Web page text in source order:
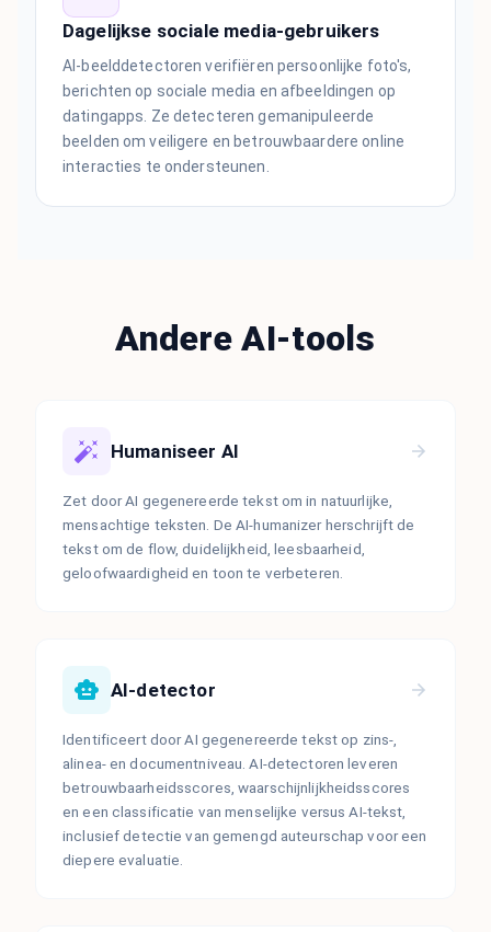
Dagelijkse sociale media-gebruikers
AI-beelddetectoren verifiëren persoonlijke foto's,
berichten op sociale media en afbeeldingen op
datingapps. Ze detecteren gemanipuleerde
beelden om veiligere en betrouwbaardere online
interacties te ondersteunen.
Andere AI-tools
Humaniseer AI
Zet door AI gegenereerde tekst om in natuurlijke,
mensachtige teksten. De AI-humanizer herschrijft de
tekst om de flow, duidelijkheid, leesbaarheid,
geloofwaardigheid en toon te verbeteren.
AI-detector
Identificeert door AI gegenereerde tekst op zins-,
alinea- en documentniveau. AI-detectoren leveren
betrouwbaarheidsscores, waarschijnlijkheidsscores
en een classificatie van menselijke versus AI-tekst,
inclusief detectie van gemengd auteurschap voor een
diepere evaluatie.